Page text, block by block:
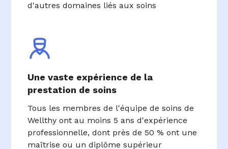
d'autres domaines liés aux soins
Une vaste expérience de la
prestation de soins
Tous les membres de l'équipe de soins de
Wellthy ont au moins 5 ans d'expérience
professionnelle, dont près de 50 % ont une
maîtrise ou un diplôme supérieur